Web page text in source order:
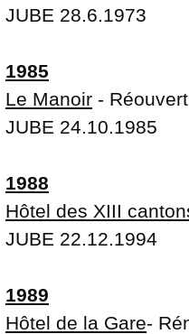
JUBE 28.6.1973
1985
Le Manoir -
JUBE 24.10.1985
1988
Hôtel des XIII
JUBE 22.12.1994
1989
Hôtel de la Gare-